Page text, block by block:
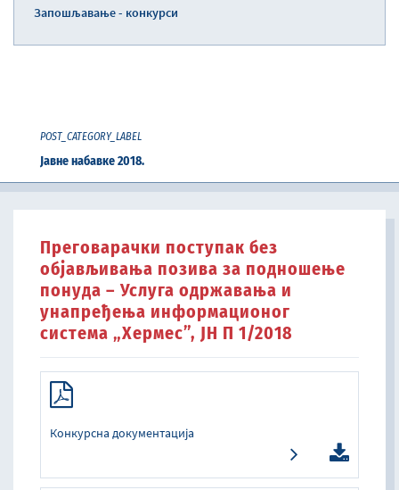
Запошљавање - конкурси
POST_CATEGORY_LABEL
Јавне набавке 2018.
Преговарачки поступак без
објављивања позива за подношење
понуда – Услуга одржавања и
унапређења информационог
система „Хермес”, ЈН П 1/2018
Конкурсна документација